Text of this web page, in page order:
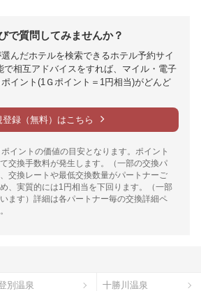
で質問してみませんか？
んだホテルを検索できるホテル予約サイ
で相互アドバイスをすれば、マイル・電子
イント(1Ｇポイント＝1円相当)がどんど
登録（無料）はこちら
イントの価値の目安となります。ポイント
交換手数料が発生します。（一部の交換パ
交換レートや最低交換数量がパートナーご
、実質的には1円相当を下回ります。（一部
ます）詳細は各パートナー毎の交換詳細ペ
別温泉 十勝川温泉